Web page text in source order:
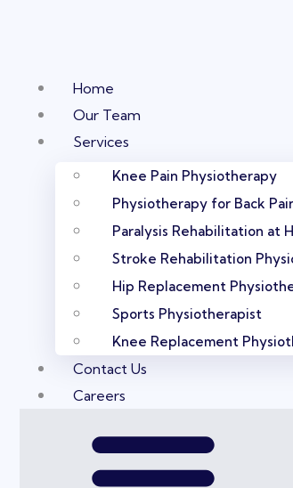
Home
Our Team
Services
Knee Pain Physiotherapy
Physiotherapy for Back
Paralysis Rehabilitation at
Stroke Rehabilitation
Hip Replacement
Sports Physiotherapist
Knee Replacement
Contact Us
Careers